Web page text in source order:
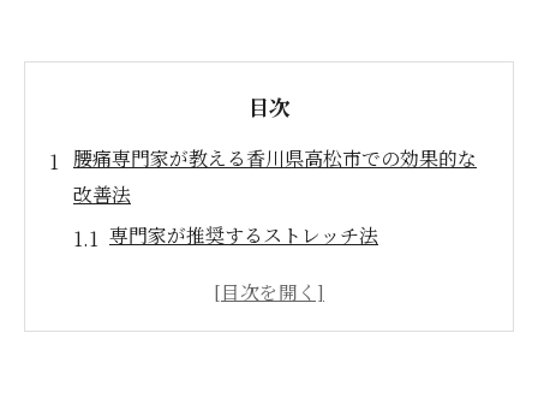
目次
腰痛専門家が教える香川県高松市での効果的な
改善法
専門家が推奨するストレッチ法